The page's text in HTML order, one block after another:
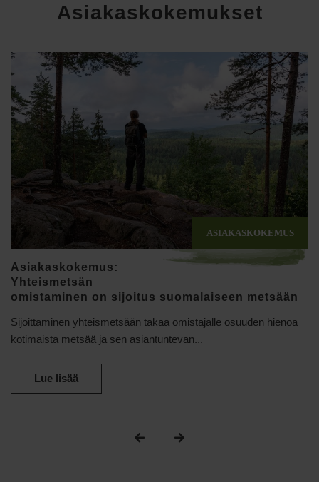
Asiakaskokemukset
Asiakaskokemus:
Yhteismetsän
omistaminen on sijoitus suomalaiseen metsään
Sijoittaminen yhteismetsään takaa omistajalle osuuden hienoa
kotimaista metsää ja sen asiantuntevan...
Lue lisää